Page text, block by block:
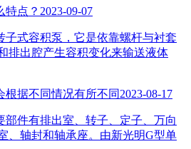
特点？ 2023-09-07
子式容积泵，它是依靠螺杆与衬套
排出腔产生容积变化来输送液体
根据不同情况有所不同 2023-08-17
部件有排出室、转子、定子、万向
、轴封和轴承座。由新光明G型单